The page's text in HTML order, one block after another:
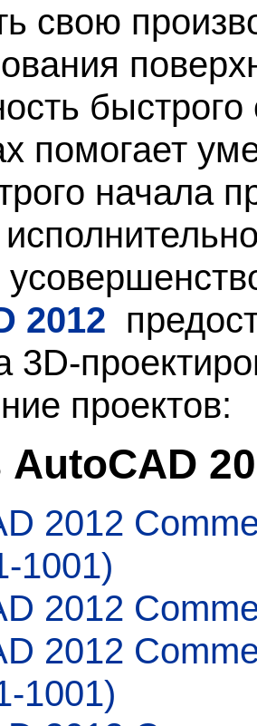
свою
помогает
начала
2012
3D-
проектов:
AutoCAD
2012
1001)
2012
2012
1001)